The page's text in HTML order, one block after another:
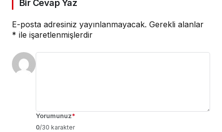
Bir Cevap Yaz
E-posta adresiniz yayınlanmayacak. Gerekli alanlar
* ile işaretlenmişlerdir
Yorumunuz*
0/30 karakter